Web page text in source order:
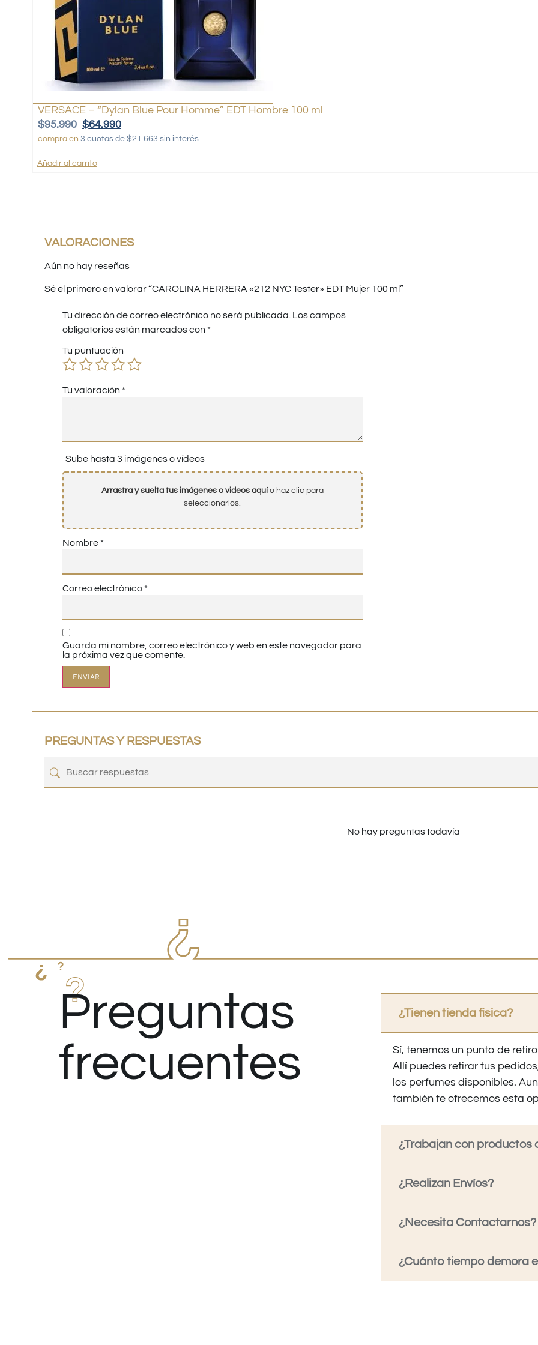
VERSACE – “Dylan Blue Pour Homme” EDT Hombre 100 ml
$95.990 $64.990
compra en 3 cuotas de $21.663 sin interés
Añadir al carrito
VALORACIONES
Aún no hay reseñas
Sé el primero en valorar “CAROLINA HERRERA «212 NYC Tester» EDT Mujer 100 ml”
Tu dirección de correo electrónico no será publicada. Los campos
obligatorios están marcados con *
Tu puntuación
Tu valoración *
Sube hasta 3 imágenes o vídeos
Arrastra y suelta tus imágenes o videos aquío haz clic para
seleccionarlos.
Nombre *
Correo electrónico *
Guarda mi nombre, correo electrónico y web en este navegador para
la próxima vez que comente.
PREGUNTAS Y RESPUESTAS
No hay preguntas todavía
Preguntas
frecuentes
¿Tienen tienda fisica?
Sí, tenemos un punto de
Allí puedes retirar tus
los perfumes disponibles.
también te ofrecemos esta
¿Trabajan con productos
¿Realizan Envíos?
¿Necesita Contactarnos?
¿Cuánto tiempo demora